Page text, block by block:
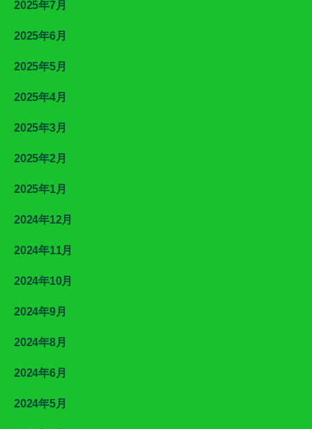
2025年7月
2025年6月
2025年5月
2025年4月
2025年3月
2025年2月
2025年1月
2024年12月
2024年11月
2024年10月
2024年9月
2024年8月
2024年6月
2024年5月